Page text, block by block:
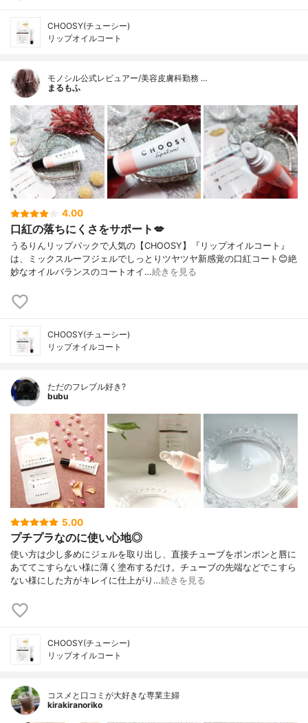
CHOOSY(チューシー)
リップオイルコート
モノシル公式レビュアー/美容皮膚科勤務 …
まるもふ
4.00
口紅の落ちにくさをサポート💋
うるりんリップパックで人気の【CHOOSY】『リップオイルコート』
は、ミックスルーフジェルでしっとりツヤツヤ新感覚の口紅コート😊絶
妙なオイルバランスのコートオイ…続きを見る
CHOOSY(チューシー)
リップオイルコート
ただのフレブル好き?
bubu
5.00
プチプラなのに使い心地◎
使い方は少し多めにジェルを取り出し、直接チューブをポンポンと唇に
あててこすらない様に薄く塗布するだけ。チューブの先端などでこすら
ない様にした方がキレイに仕上がり…続きを見る
CHOOSY(チューシー)
リップオイルコート
コスメと口コミが大好きな専業主婦
kirakiranoriko